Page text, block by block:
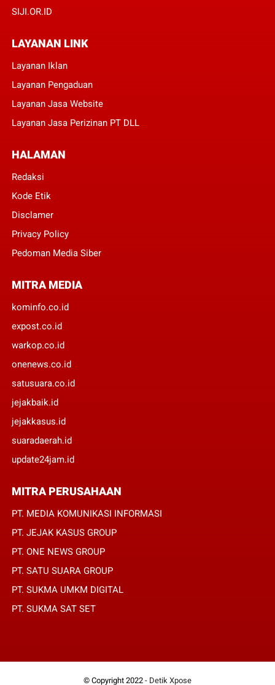
SIJI.OR.ID
LAYANAN LINK
Layanan Iklan
Layanan Pengaduan
Layanan Jasa Website
Layanan Jasa Perizinan PT DLL
HALAMAN
Redaksi
Kode Etik
Disclamer
Privacy Policy
Pedoman Media Siber
MITRA MEDIA
kominfo.co.id
expost.co.id
warkop.co.id
onenews.co.id
satusuara.co.id
jejakbaik.id
jejakkasus.id
suaradaerah.id
update24jam.id
MITRA PERUSAHAAN
PT. MEDIA KOMUNIKASI INFORMASI
PT. JEJAK KASUS GROUP
PT. ONE NEWS GROUP
PT. SATU SUARA GROUP
PT. SUKMA UMKM DIGITAL
PT. SUKMA SAT SET
© Copyright 2022 - Detik Xpose